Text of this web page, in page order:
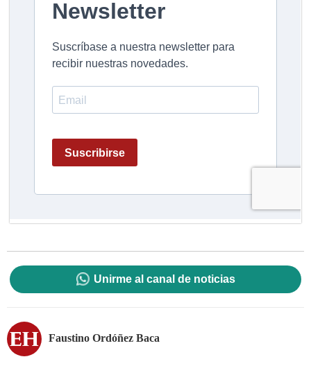
Unirme al canal de noticias
Faustino Ordóñez Baca